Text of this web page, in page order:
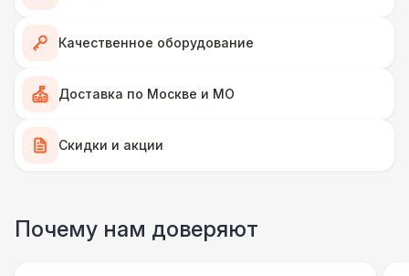
Качественное оборудование
Доставка по Москве и МО
Скидки и акции
Почему нам доверяют